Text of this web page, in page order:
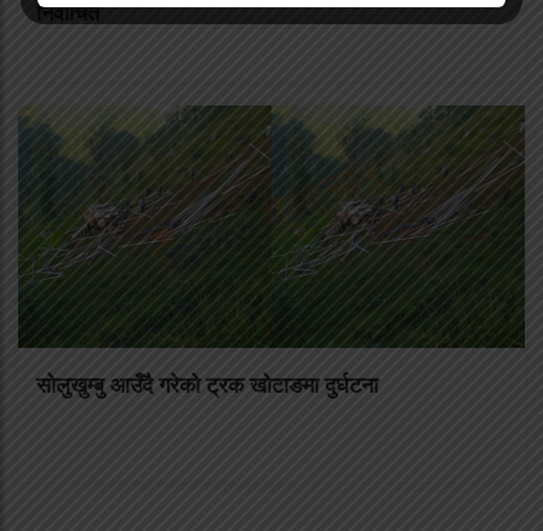
निर्वाचित
सोलुखुम्बु आउँदै गरेको ट्रक खोटाङमा दुर्घटना